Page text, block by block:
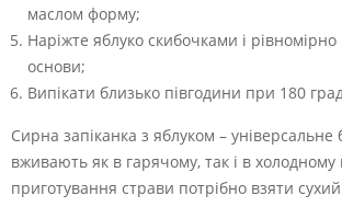
маслом форму;
Наріжте яблуко скибочками і рівномірно
основи;
Випікати близько півгодини при 180
Сирна запіканка з яблуком –
вживають як в гарячому, так і в холодному
приготування страви потрібно взяти